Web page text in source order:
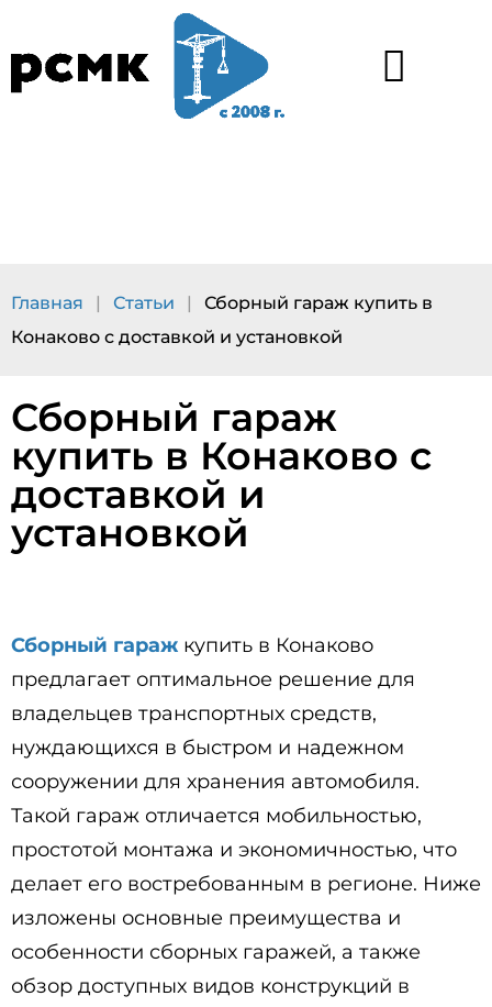
Главная | Статьи |
Сборный гараж купить в
Конаково с доставкой и установкой
Сборный гараж
купить в Конаково с
доставкой и
установкой
Сборный гараж купить в Конаково
предлагает оптимальное решение для
владельцев транспортных средств,
нуждающихся в быстром и надежном
сооружении для хранения автомобиля.
Такой гараж отличается мобильностью,
простотой монтажа и экономичностью, что
делает его востребованным в регионе. Ниже
изложены основные преимущества и
особенности сборных гаражей, а также
обзор доступных видов конструкций в